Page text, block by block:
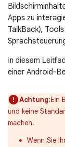
Apps zu
TalkBack),
In diesem
einer Android-
Achtung:Ein
und keine
machen.
Wenn Sie